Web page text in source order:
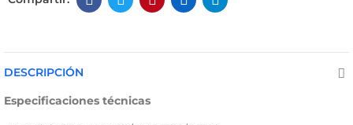
DESCRIPCIÓN
Especificaciones técnicas